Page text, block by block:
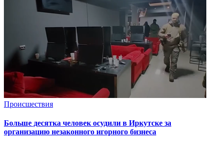
Происшествия
Больше десятка человек осудили в Иркутске за
организацию незаконного игорного бизнеса